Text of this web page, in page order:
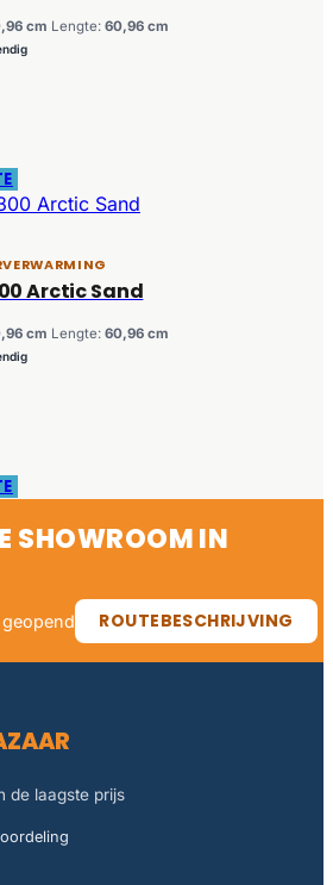
cm Lengte: 60,96 cm
Arctic Sand
cm Lengte: 60,96 cm
SHOWROOM IN
ROUTEBESCHRIJVING
de laagste prijs